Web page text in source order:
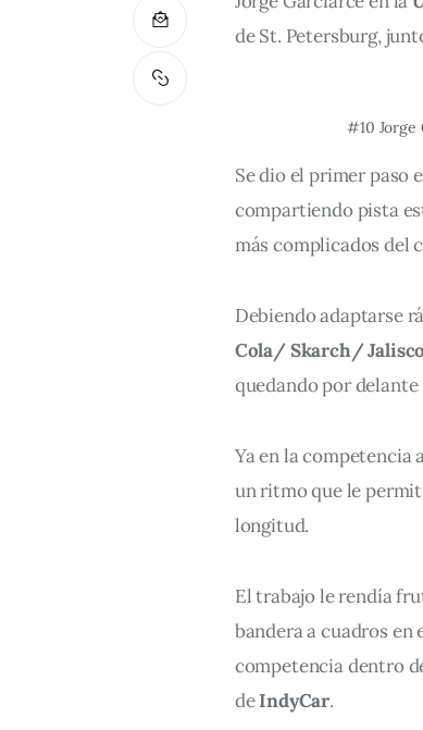
de St. Petersburg,
#10 Jorge
Se dio el primer paso
compartiendo pista
más complicados del
Debiendo adaptarse
Cola/ Skarch/ Jalisco
quedando por delante
Ya en la competencia
un ritmo que le
longitud.
El trabajo le rendía
bandera a cuadros en
competencia dentro
de IndyCar.